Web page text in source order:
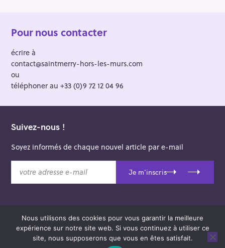
Pour nous contacter
écrire à
contact@saintmerry-hors-les-murs.com
ou
téléphoner au +33 (0)9 72 12 04 96
Suivez-nous !
Soyez informés de chaque nouvel article par e-mail
t
Je m'inscris
© 2026 Saint-Merry Hors-les-Murs.
Theme: Felt byPixelgrade.
Nous utilisons des cookies pour vous garantir la meilleure
expérience sur notre site web. Si vous continuez à utiliser ce
site, nous supposerons que vous en êtes satisfait.